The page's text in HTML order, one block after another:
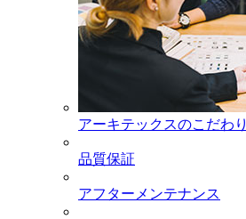
アーキテックスのこだわり
品質保証
アフターメンテナンス